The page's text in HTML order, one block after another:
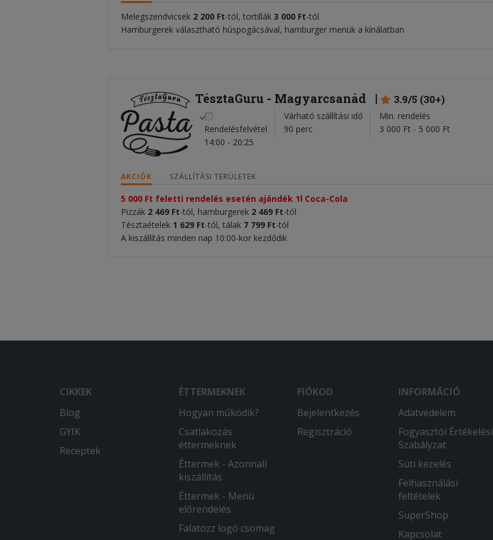
Melegszendvicsek 2 200 Ft-tól, tortillák 3 000 Ft-tól
Hamburgerek választható húspogácsával, hamburger menük a kínálatban
TésztaGuru - Magyarcsanád 3.9/5 (30+)
Rendelésfelvétel
14:00 - 20:25
Várható szállítási idő
90 perc
Min. rendelés
3 000 Ft - 5 000 Ft
AKCIÓK SZÁLLÍTÁSI TERÜLETEK
5 000 Ft feletti rendelés esetén ajándék 1l Coca-Cola
Pizzák 2 469 Ft-tól, hamburgerek 2 469 Ft-tól
Tésztaételek 1 629 Ft-tól, tálak 7 799 Ft-tól
A kiszállítás minden nap 10:00-kor kezdődik
CIKKEK
Blog
GYIK
Receptek
ÉTTERMEKNEK
Hogyan működik?
Csatlakozás
éttermeknek
Éttermek - Azonnali
kiszállítás
Éttermek - Menü
előrendelés
Falatozz logó csomag
FIÓKOD
Bejelentkezés
Regisztráció
INFORMÁCIÓ
Adatvédelem
Fogyasztói Értékelési
Szabályzat
Süti kezelés
Felhasználási
feltételek
SuperShop
Kapcsolat